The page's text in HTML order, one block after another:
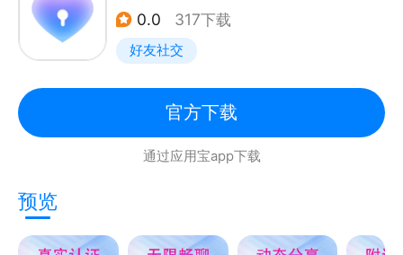
0.0 317下载
好友社交
官方下载
通过应用宝app下载
预览